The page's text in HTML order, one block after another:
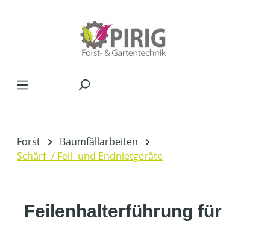
Forst
Baumfällarbeiten
Schärf- / Feil- und Endnietgeräte
Feilenhalterführung für